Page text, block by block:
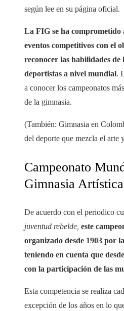
según lee en su página oficial.
La FIG se ha comprometido
eventos competitivos con el
reconocer las habilidades de
deportistas a nivel mundial.
a conocer los campeonatos
de la gimnasia.
(También: Gimnasia en
del deporte que mezcla el arte
Campeonato
Gimnasia Artística
De acuerdo con el periodico
juventud rebelde, este
organizado desde 1903 por
teniendo en cuenta que
con la participación de las
Esta competencia se realiza
excepción de los años en lo